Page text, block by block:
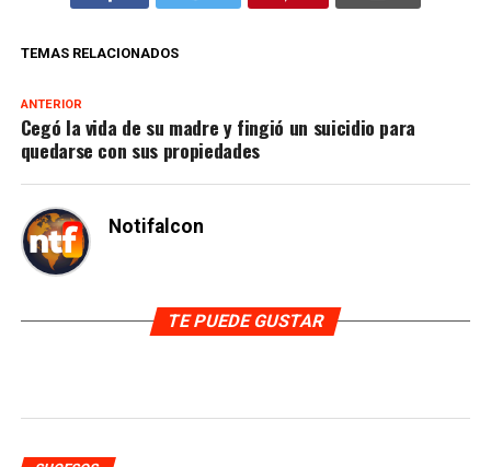
TEMAS RELACIONADOS
ANTERIOR
Cegó la vida de su madre y fingió un suicidio para
quedarse con sus propiedades
Notifalcon
TE PUEDE GUSTAR